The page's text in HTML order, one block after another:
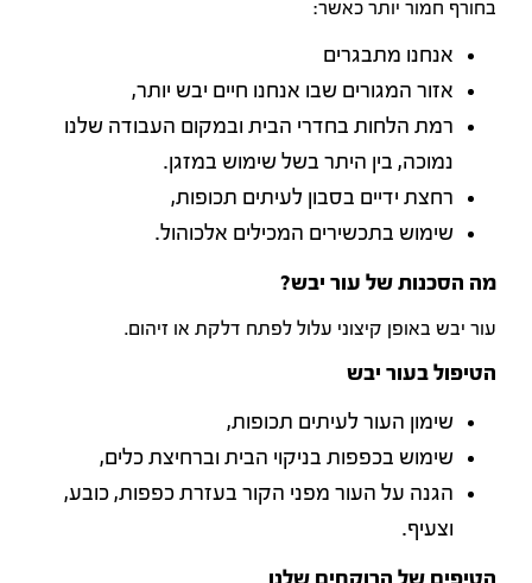
בחורף חמור יותר כאשר:
אנחנו מתבגרים
אזור המגורים שבו אנחנו חיים יבש יותר,
רמת הלחות בחדרי הבית ובמקום העבודה שלנו
נמוכה, בין היתר בשל שימוש במזגן.
רחצת ידיים בסבון לעיתים תכופות,
שימוש בתכשירים המכילים אלכוהול.
מה הסכנות של עור יבש?
עור יבש באופן קיצוני עלול לפתח דלקת או זיהום.
הטיפול בעור יבש
שימון העור לעיתים תכופות,
שימוש בכפפות בניקוי הבית וברחיצת כלים,
הגנה על העור מפני הקור בעזרת כפפות, כובע,
וצעיף.